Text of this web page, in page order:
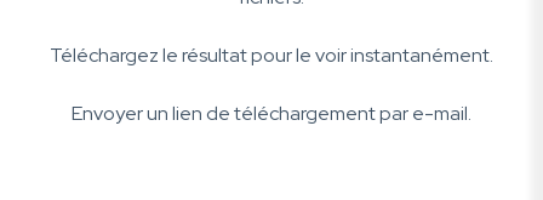
Téléchargez le résultat pour le voir instantanément.
Envoyer un lien de téléchargement par e-mail.